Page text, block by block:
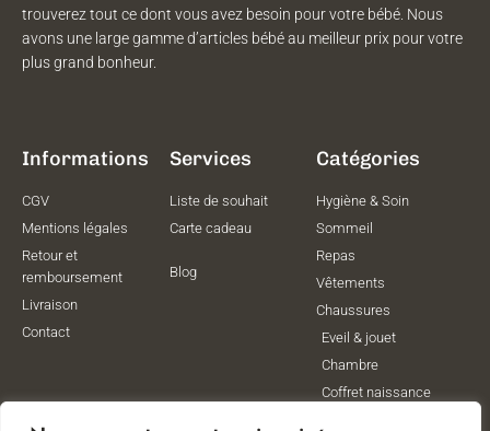
trouverez tout ce dont vous avez besoin pour votre bébé. Nous
avons une large gamme d’articles bébé au meilleur prix pour votre
plus grand bonheur.
Informations
CGV
Mentions légales
Retour et
remboursement
Livraison
Contact
Services
Liste de souhait
Carte cadeau
Blog
Catégories
Hygiène & Soin
Sommeil
Repas
Vêtements
Chaussures
Eveil & jouet
Chambre
Coffret naissance